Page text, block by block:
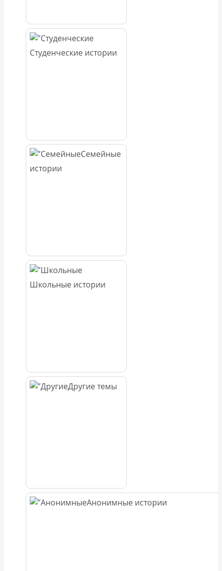
Студенческие истории
Семейные
истории
Школьные истории
Другие темы
Анонимные истории